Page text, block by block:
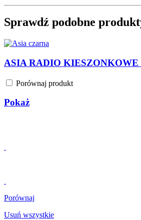
Sprawdź podobne
ASIA RADIO KIESZONKOWE
Porównaj produkt
Pokaż
Porównaj
Usuń wszystkie